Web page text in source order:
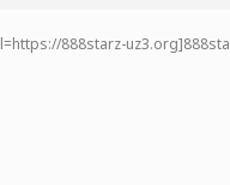
888starz-